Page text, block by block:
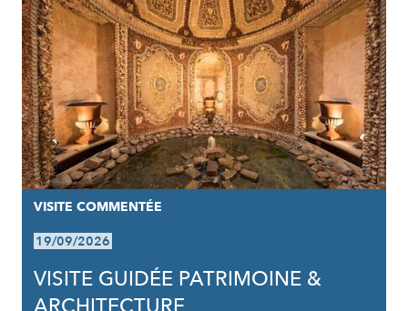
VISITE COMMENTÉE
19/09/2026
VISITE GUIDÉE PATRIMOINE &